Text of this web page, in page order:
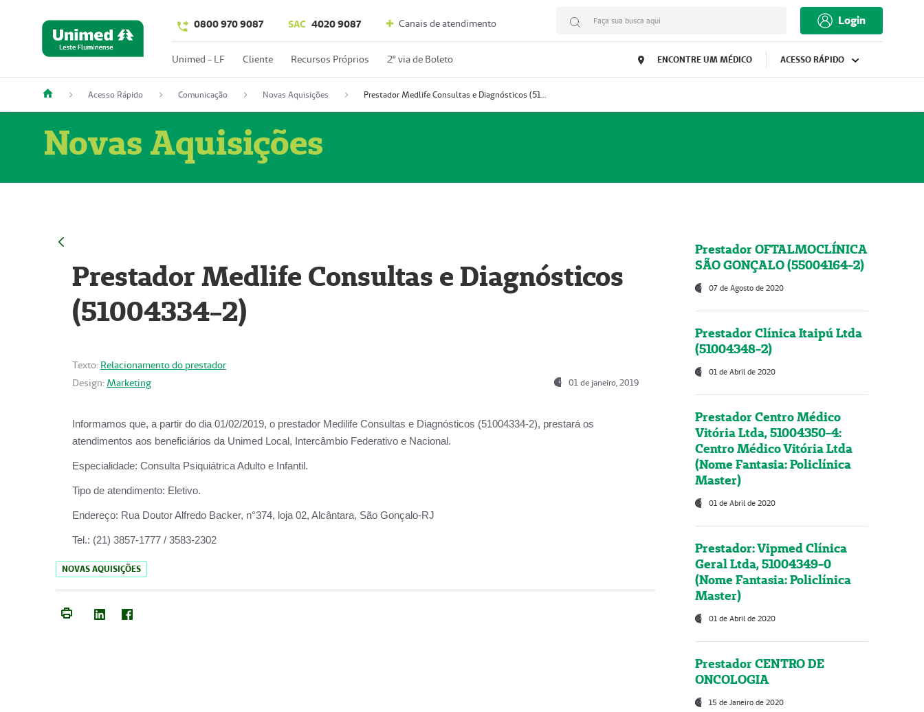
0800 970 9087 SAC 4020 9087 Canais de atendimento Faça sua busca aqui Login
Unimed - LF Cliente Recursos Próprios 2º via de Boleto ENCONTRE UM MÉDICO ACESSO RÁPIDO
Acesso Rápido Comunicação Novas Aquisições Prestador Medlife Consultas e Diagnósticos (51004334-2)
Novas Aquisições
Prestador Medlife Consultas e Diagnósticos
(51004334-2)
Texto: Relacionamento do prestador
Design: Marketing 01 de janeiro, 2019
Informamos que, a partir do dia 01/02/2019, o prestador Medilife Consultas e Diagnósticos (51004334-2), prestará os
atendimentos aos beneficiários da Unimed Local, Intercâmbio Federativo e Nacional.
Especialidade: Consulta Psiquiátrica Adulto e Infantil.
Tipo de atendimento: Eletivo.
Endereço: Rua Doutor Alfredo Backer, n°374, loja 02, Alcântara, São Gonçalo-RJ
Tel.: (21) 3857-1777 / 3583-2302
NOVAS AQUISIÇÕES
Prestador OFTALMOCLÍNICA
SÃO GONÇALO (55004164-2)
07 de Agosto de 2020
Prestador Clínica Itaipú Ltda
(51004348-2)
01 de Abril de 2020
Prestador Centro Médico
Vitória Ltda, 51004350-4:
Centro Médico Vitória Ltda
(Nome Fantasia: Policlínica
Master)
01 de Abril de 2020
Prestador: Vipmed Clínica
Geral Ltda, 51004349-0
(Nome Fantasia: Policlínica
Master)
01 de Abril de 2020
Prestador CENTRO DE
ONCOLOGIA
15 de Janeiro de 2020